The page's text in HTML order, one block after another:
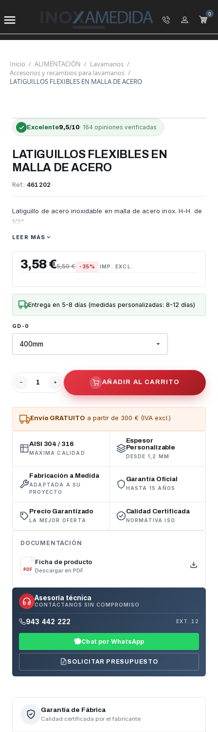
 0
Inicio ALIMENTACIÓN
Lavamanos
Accesorios y recambios para lavamanos
LATIGUILLOS FLEXIBLES EN MALLA DE ACERO
-35%
OFERTA
Excelente9,5/10· 164 opiniones verificadas
LATIGUILLOS FLEXIBLES EN
MALLA DE ACERO
Ref.: 461202
Latiguillo de acero inoxidable en malla de acero inox. H-H de
1/2".
hay diferentes medidas disponibles, según las necesidades:
- Longitud: 400mm 100gr
- Longitud: 550mm 120gr
- Longitud: 700mm 140gr
- Longitud: 800mm 180gr
- Longitud: 900mm 200gr
- Longitud: 1.450mm 345gr
LEER MÁS
3,58 €5,50 € -35% IMP. EXCL.
Entrega en 5-8 días (medidas personalizadas: 8-12 días)
GD-0
AÑADIR AL CARRITO
Envío GRATUITO a partir de 300 € (IVA excl.)
AISI 304 / 316
MÁXIMA CALIDAD
Espesor
Personalizable
DESDE 1,2 MM
Fabricación a Medida
ADAPTADA A SU
PROYECTO
Garantía Oficial
HASTA 15 AÑOS
Precio Garantizado
LA MEJOR OFERTA
Calidad Certificada
NORMATIVA ISO
DOCUMENTACIÓN
PDF
Ficha de producto
Descargar en PDF
Asesoría técnica
CONTÁCTANOS SIN COMPROMISO
943 442 222 EXT. 12
Chat por WhatsApp
SOLICITAR PRESUPUESTO
Garantía de Fábrica
Calidad certificada por el fabricante